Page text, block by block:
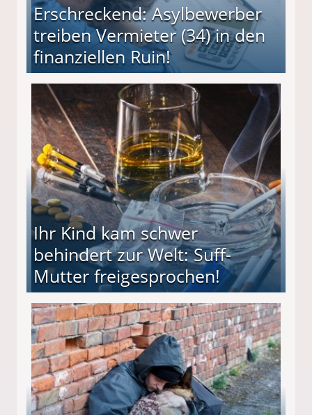
Erschreckend: Asylbewerber
treiben Vermieter (34) in den
finanziellen Ruin!
(34) in den finanziellen Ruin!
Ihr Kind kam schwer
behindert zur Welt: Suff-
Mutter freigesprochen!
Mutter freigesprochen!